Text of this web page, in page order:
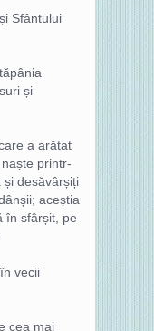
Sfântului
și
a arătat
printr-
desăvârșiți
aceștia
în sfârșit, pe
vecii
cea mai